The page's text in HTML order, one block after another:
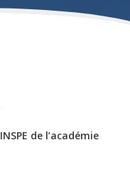
INSPE de l’académie